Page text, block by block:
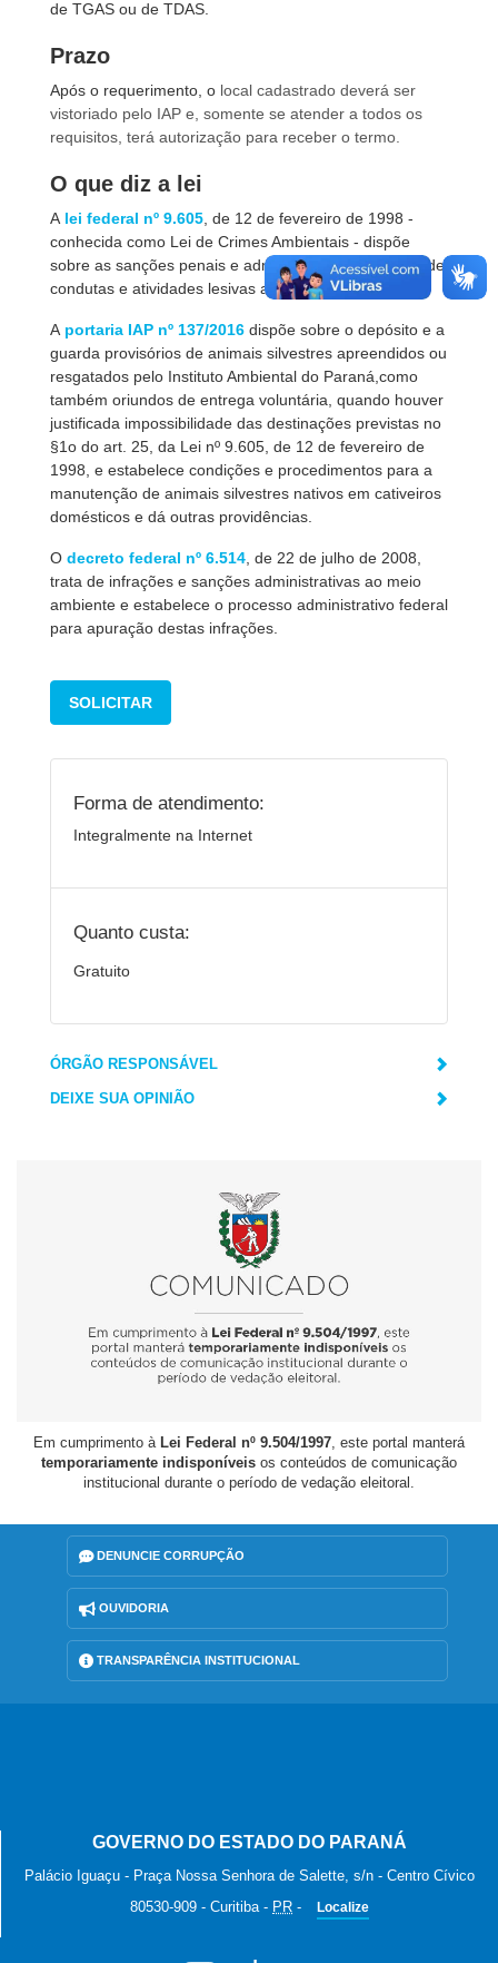
de TGAS ou de TDAS.
Prazo
Após o requerimento, o local cadastrado deverá ser
vistoriado pelo IAP e, somente se atender a todos os
requisitos, terá autorização para receber o termo.
O que diz a lei
A lei federal nº 9.605 , de 12 de fevereiro de 1998 -
conhecida como Lei de Crimes Ambientais - dispõe
sobre as sanções penais e administrativas derivadas de
condutas e atividades lesivas ao meio ambiente.
A portaria IAP nº 137/2016 dispõe sobre o depósito e a
guarda provisórios de animais silvestres apreendidos ou
resgatados pelo Instituto Ambiental do Paraná,como
também oriundos de entrega voluntária, quando houver
justificada impossibilidade das destinações previstas no
§1o do art. 25, da Lei nº 9.605, de 12 de fevereiro de
1998, e estabelece condições e procedimentos para a
manutenção de animais silvestres nativos em cativeiros
domésticos e dá outras providências.
O decreto federal nº 6.514 , de 22 de julho de 2008,
trata de infrações e sanções administrativas ao meio
ambiente e estabelece o processo administrativo federal
para apuração destas infrações.
SOLICITAR
Forma de atendimento:
Integralmente na Internet
Quanto custa:
Gratuito
ÓRGÃO RESPONSÁVEL
DEIXE SUA OPINIÃO
Em cumprimento à Lei Federal nº 9.504/1997, este portal manterá
temporariamente indisponíveis os conteúdos de comunicação
institucional durante o período de vedação eleitoral.
DENUNCIE CORRUPÇÃO
OUVIDORIA
TRANSPARÊNCIA INSTITUCIONAL
GOVERNO DO ESTADO DO PARANÁ
Palácio Iguaçu - Praça Nossa Senhora de Salette, s/n - Centro Cívico
80530-909 - Curitiba- PR - Localize